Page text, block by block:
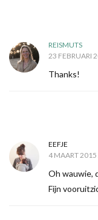
REISMUTS
23 FEBRUARI
Thanks!
EEFJE
4 MAART
Oh wauwie,
Fijn